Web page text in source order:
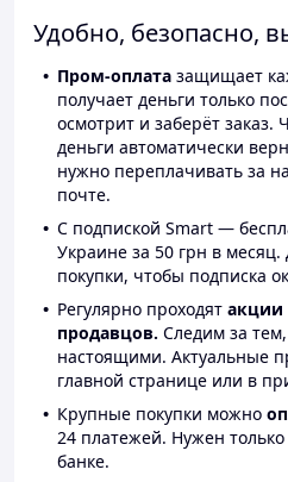
Удобно, безопасно,
Пром-оплата защищает
получает деньги только
осмотрит и заберёт
деньги автоматически
нужно переплачивать за
почте.
С подпиской Smart —
Украине за 50 грн в месяц.
покупки, чтобы подписка
Регулярно проходят акции
продавцов. Следим за
настоящими. Актуальные
главной странице или в
Крупные покупки можно
24 платежей. Нужен
банке.